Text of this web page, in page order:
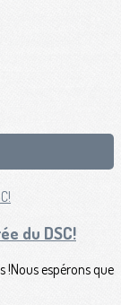
du DSC!
!Nous espérons que